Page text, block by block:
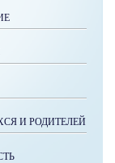
И РОДИТЕЛЕЙ